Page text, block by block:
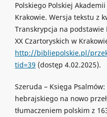
Polskiego Polskiej
Krakowie. Wersja tekstu z
Transkrypcja na podstawie
XX Czartoryskich w
http://bibliepolskie.pl/
tid=39 (dostęp 4.02.2025).
Szeruda – Księga Psalmów:
hebrajskiego na nowo
tłumaczeniem polskim z